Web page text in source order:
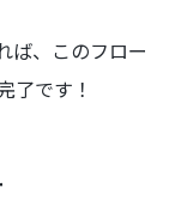
ば、このフロー
了です！